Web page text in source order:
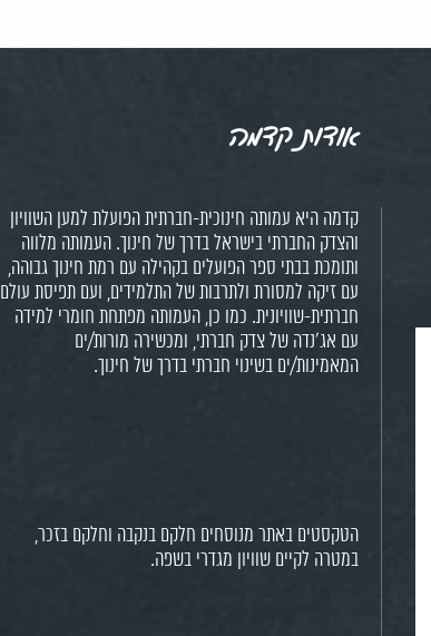
אודות קדמה
קדמה היא עמותה חינוכית-חברתית הפועלת למען השוויון
והצדק החברתי בישראל בדרך של חינוך. העמותה מלווה
ותומכת בבתי ספר הפועלים בקהילה עם רמת חינוך גבוהה,
עם זיקה למסורת ולתרבות של התלמידים, ועם תפיסת עולם
חברתית-שוויונית. כמו כן, העמותה מפתחת חומרי למידה
עם אג'נדה של צדק חברתי, ומכשירה מורות/ים
המאמינות/ים בשינוי חברתי בדרך של חינוך.
הטקסטים באתר מנוסחים חלקם בנקבה וחלקם בזכר,
במטרה לקיים שוויון מגדרי בשפה.